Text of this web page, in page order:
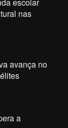
nas
avança no
a